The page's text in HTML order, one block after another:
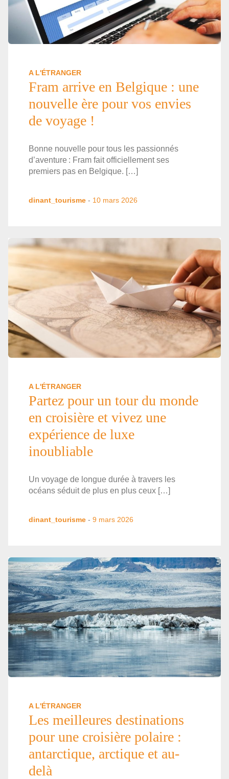
A L'ÉTRANGER
Fram arrive en Belgique : une
nouvelle ère pour vos envies
de voyage !
Bonne nouvelle pour tous les passionnés
d’aventure : Fram fait officiellement ses
premiers pas en Belgique. […]
dinant_tourisme - 10 mars 2026
A L'ÉTRANGER
Partez pour un tour du monde
en croisière et vivez une
expérience de luxe
inoubliable
Un voyage de longue durée à travers les
océans séduit de plus en plus ceux […]
dinant_tourisme - 9 mars 2026
A L'ÉTRANGER
Les meilleures destinations
pour une croisière polaire :
antarctique, arctique et au-
delà